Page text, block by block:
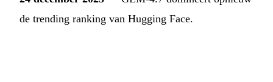
de trending ranking van Hugging Face.